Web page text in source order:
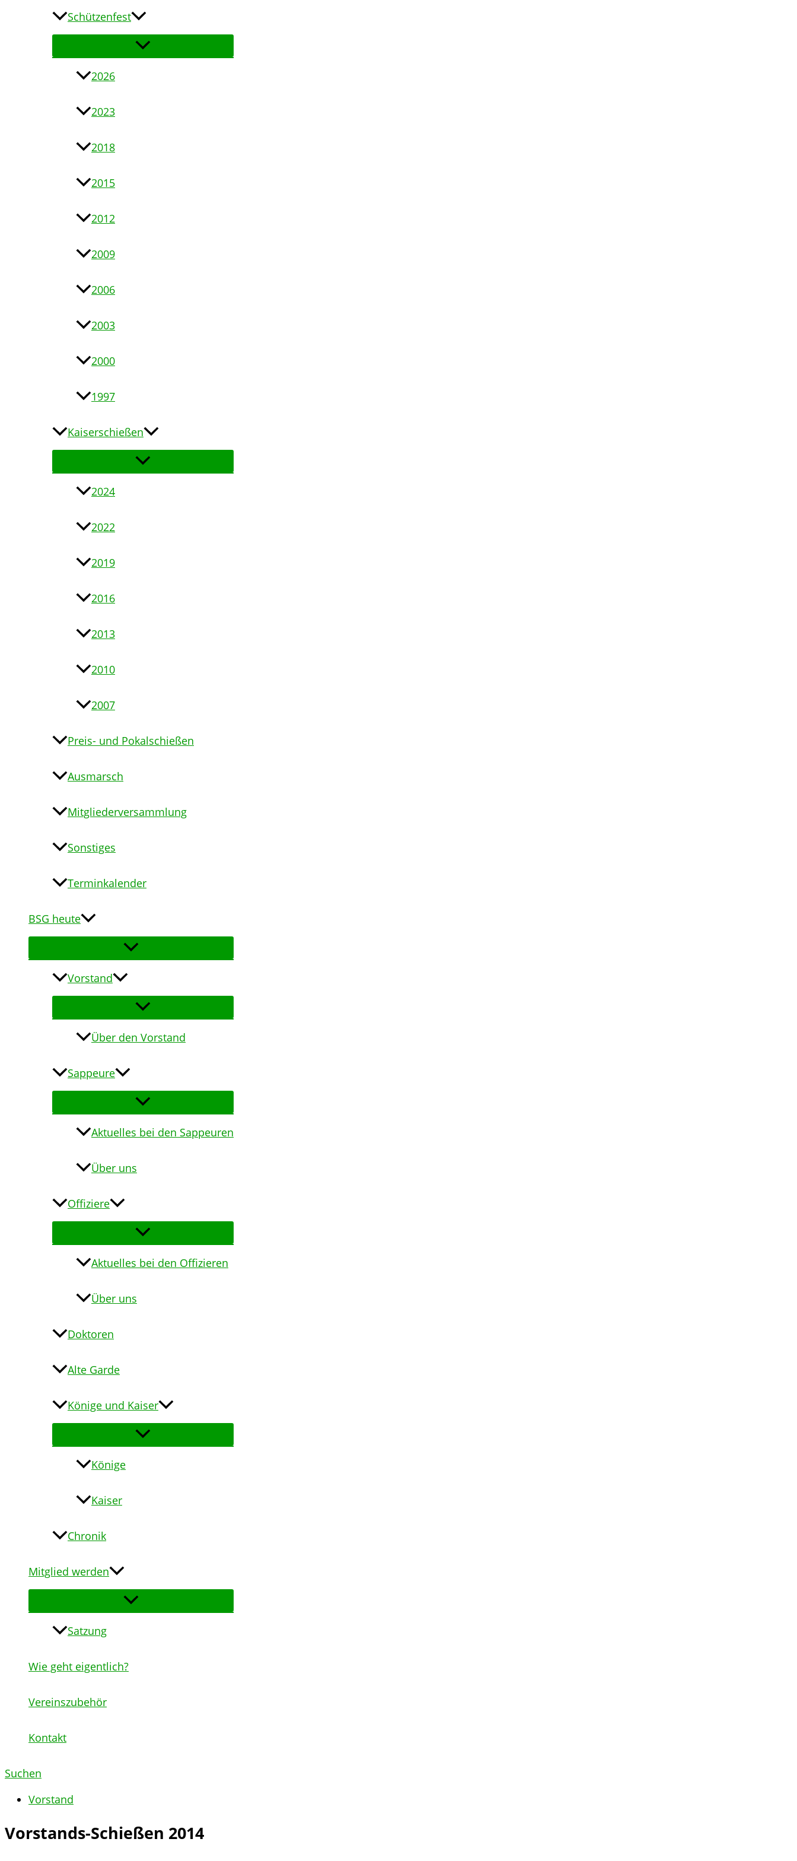
Schützenfest
2026
2023
2018
2015
2012
2009
2006
2003
2000
1997
Kaiserschießen
2024
2022
2019
2016
2013
2010
2007
Preis- und Pokalschießen
Ausmarsch
Mitgliederversammlung
Sonstiges
Terminkalender
BSG heute
Vorstand
Über den Vorstand
Sappeure
Aktuelles bei den Sappeuren
Über uns
Offiziere
Aktuelles bei den Offizieren
Über uns
Doktoren
Alte Garde
Könige und Kaiser
Könige
Kaiser
Chronik
Mitglied werden
Satzung
Wie geht eigentlich?
Vereinszubehör
Kontakt
Suchen
Vorstand
Vorstands-Schießen 2014